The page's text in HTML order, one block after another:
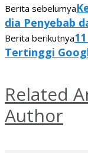
Berita sebelumya
dia Penyebab
Berita berikutnya
Tertinggi
Related
Author